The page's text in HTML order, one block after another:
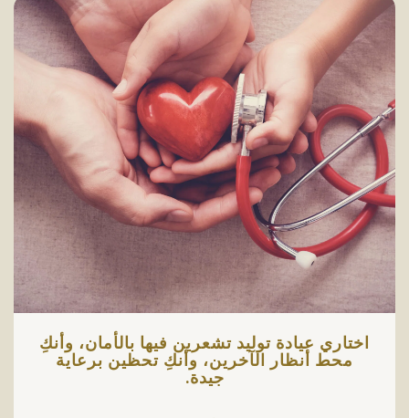
اختاري عيادة توليد تشعرين فيها بالأمان، وأنكِ
محط أنظار الآخرين، وأنكِ تحظين برعاية
جيدة.